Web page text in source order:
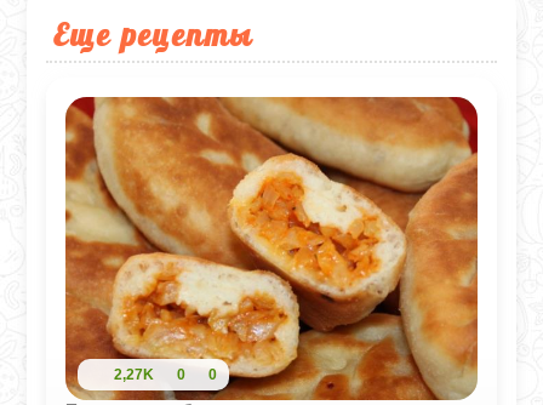
Еще рецепты
2,27K 0 0